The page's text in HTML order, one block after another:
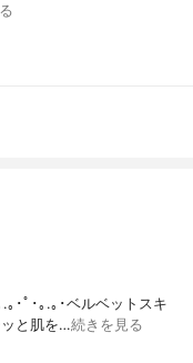
｡･ﾟ･｡.｡･ベルベットスキ
と肌を…続きを見る